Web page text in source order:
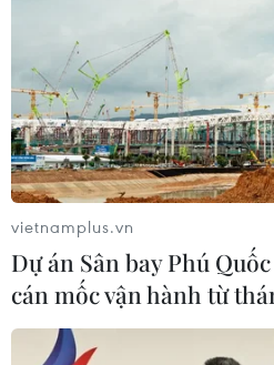
vietnamplus.vn
Dự án Sân bay Phú
cán mốc vận hành từ